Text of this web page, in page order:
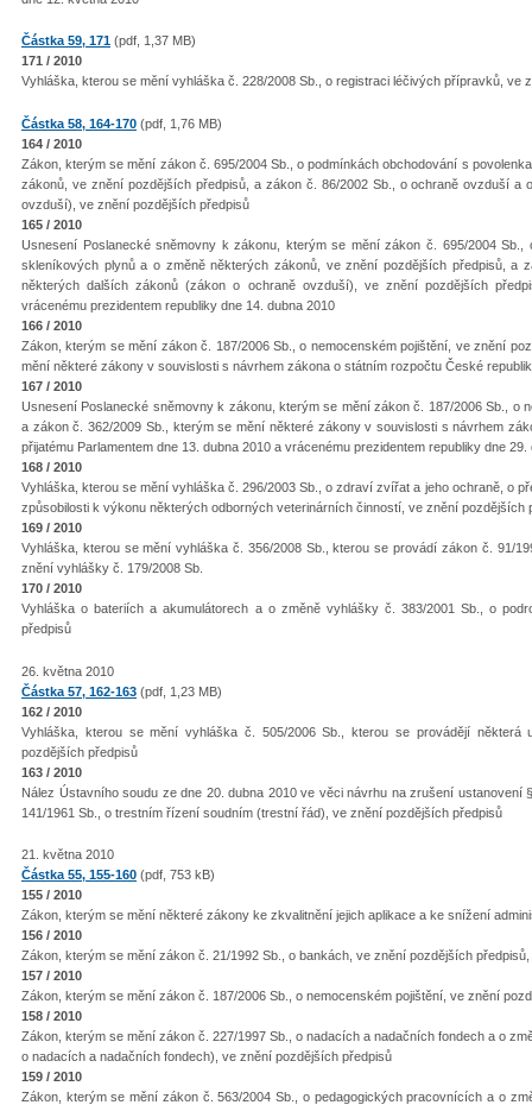
Částka 59, 171 (pdf, 1,37 MB)
171 / 2010
Vyhláška, kterou se mění vyhláška č. 228/2008 Sb., o registraci léčivých přípravků, ve
Částka 58, 164-170 (pdf, 1,76 MB)
164 / 2010
Zákon, kterým se mění zákon č. 695/2004 Sb., o podmínkách obchodování s
zákonů, ve znění pozdějších předpisů, a zákon č. 86/2002 Sb., o ochraně ovzduší
ovzduší), ve znění pozdějších předpisů
165 / 2010
Usnesení Poslanecké sněmovny k zákonu, kterým se mění zákon č. 695/2004 Sb.,
skleníkových plynů a o změně některých zákonů, ve znění pozdějších předpisů, a
některých dalších zákonů (zákon o ochraně ovzduší), ve znění pozdějších
vrácenému prezidentem republiky dne 14. dubna 2010
166 / 2010
Zákon, kterým se mění zákon č. 187/2006 Sb., o nemocenském pojištění, ve znění
mění některé zákony v souvislosti s návrhem zákona o státním rozpočtu České
167 / 2010
Usnesení Poslanecké sněmovny k zákonu, kterým se mění zákon č. 187/2006 Sb., o
a zákon č. 362/2009 Sb., kterým se mění některé zákony v souvislosti s návrhem
přijatému Parlamentem dne 13. dubna 2010 a vrácenému prezidentem republiky dne 29.
168 / 2010
Vyhláška, kterou se mění vyhláška č. 296/2003 Sb., o zdraví zvířat a jeho ochraně, o
způsobilosti k výkonu některých odborných veterinárních činností, ve znění pozdějších
169 / 2010
Vyhláška, kterou se mění vyhláška č. 356/2008 Sb., kterou se provádí zákon č. 91/
znění vyhlášky č. 179/2008 Sb.
170 / 2010
Vyhláška o bateriích a akumulátorech a o změně vyhlášky č. 383/2001 Sb., o
předpisů
26. května 2010
Částka 57, 162-163 (pdf, 1,23 MB)
162 / 2010
Vyhláška, kterou se mění vyhláška č. 505/2006 Sb., kterou se provádějí některá
pozdějších předpisů
163 / 2010
Nález Ústavního soudu ze dne 20. dubna 2010 ve věci návrhu na zrušení
141/1961 Sb., o trestním řízení soudním (trestní řád), ve znění pozdějších předpisů
21. května 2010
Částka 55, 155-160 (pdf, 753 kB)
155 / 2010
Zákon, kterým se mění některé zákony ke zkvalitnění jejich aplikace a ke snížení
156 / 2010
Zákon, kterým se mění zákon č. 21/1992 Sb., o bankách, ve znění pozdějších
157 / 2010
Zákon, kterým se mění zákon č. 187/2006 Sb., o nemocenském pojištění, ve znění
158 / 2010
Zákon, kterým se mění zákon č. 227/1997 Sb., o nadacích a nadačních fondech a o
o nadacích a nadačních fondech), ve znění pozdějších předpisů
159 / 2010
Zákon, kterým se mění zákon č. 563/2004 Sb., o pedagogických pracovnících a o